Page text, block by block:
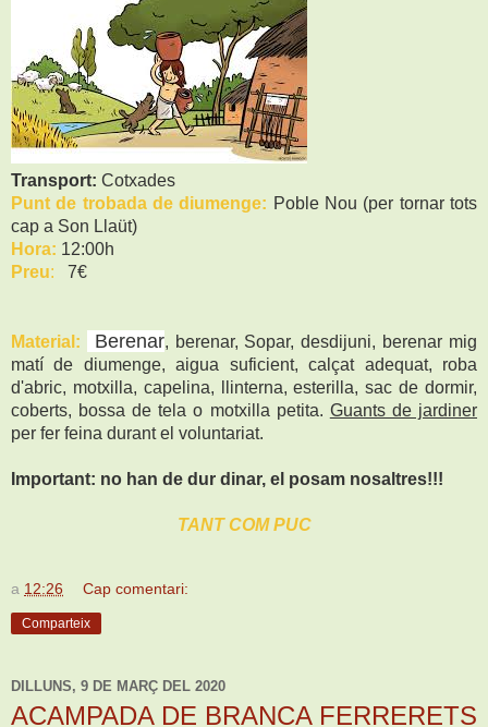
Transport: Cotxades
Punt de trobada de diumenge: Poble Nou (per tornar tots
cap a Son Llaüt)
Hora: 12:00h
Preu: 7€
Material: Berenar, berenar, Sopar, desdijuni, berenar mig
matí de diumenge, aigua suficient, calçat adequat, roba
d'abric, motxilla, capelina, llinterna, esterilla, sac de dormir,
coberts, bossa de tela o motxilla petita. Guants de jardiner
per fer feina durant el voluntariat.
Important: no han de dur dinar, el posam nosaltres!!!
TANT COM PUC
a 12:26 Cap comentari:
Comparteix
DILLUNS, 9 DE MARÇ DEL 2020
ACAMPADA DE BRANCA FERRERETS